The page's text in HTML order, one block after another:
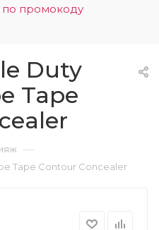
по промокоду
0
Duty
Tape
—
Tape Contour Concealer